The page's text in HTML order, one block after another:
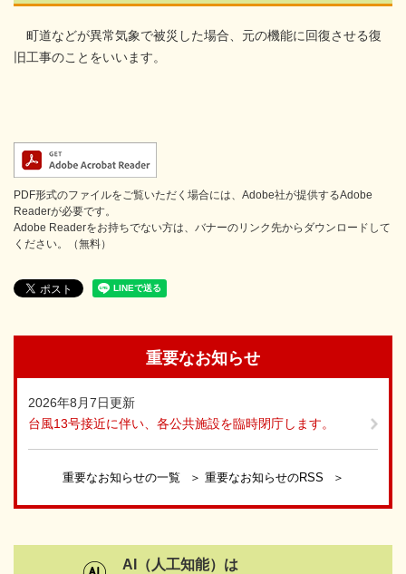
町道などが異常気象で被災した場合、元の機能に回復させる復
旧工事のことをいいます。
PDF形式のファイルをご覧いただく場合には、Adobe社が提供するAdobe
Readerが必要です。
Adobe Readerをお持ちでない方は、バナーのリンク先からダウンロードして
ください。（無料）
重要なお知らせ
2026年8月7日更新
台風13号接近に伴い、各公共施設を臨時閉庁します。
重要なお知らせの一覧 重要なお知らせのRSS
AI（人工知能）は